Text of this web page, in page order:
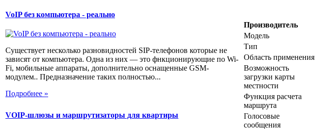
VoIP без компьютера - реально
Существует несколько разновидностей SIP-телефонов которые не
зависят от компьютера. Одна из них — это фнкционирующие по Wi-
Fi, мобильные аппараты, дополнительно оснащенные GSM-
модулем.. Предназначение таких полностью...
Подробнее »
VOIP-шлюзы и маршрутизаторы для квартиры
Производитель
Модель
Тип
Область применения
Возможность
загрузки карты
местности
Функция расчета
маршрута
Голосовые
сообщения